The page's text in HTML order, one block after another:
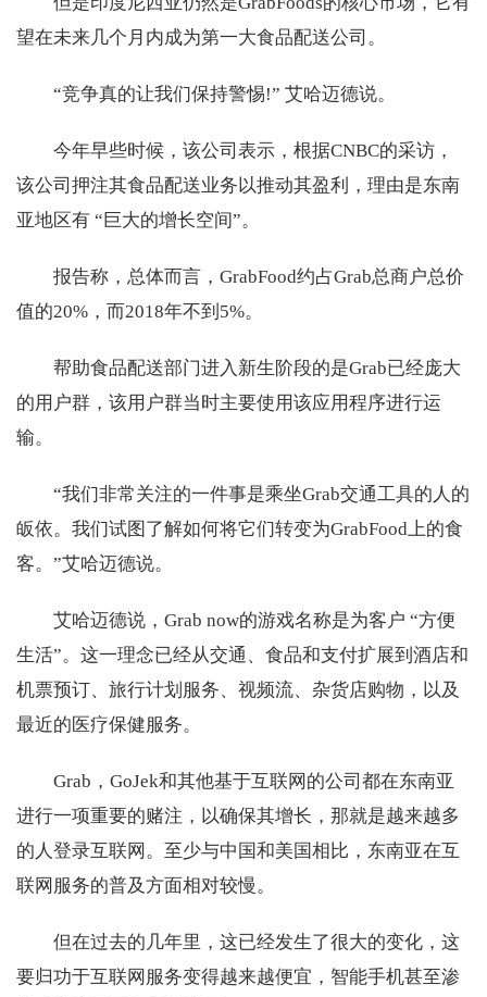
望在未来几个月内成为第一大食品配送公司。
“竞争真的让我们保持警惕!” 艾哈迈德说。
今年早些时候，该公司表示，根据CNBC的采访，
该公司押注其食品配送业务以推动其盈利，理由是东南
亚地区有 “巨大的增长空间”。
报告称，总体而言，GrabFood约占Grab总商户总价
值的20%，而2018年不到5%。
帮助食品配送部门进入新生阶段的是Grab已经庞大
的用户群，该用户群当时主要使用该应用程序进行运
输。
“我们非常关注的一件事是乘坐Grab交通工具的人的
皈依。我们试图了解如何将它们转变为GrabFood上的食
客。”艾哈迈德说。
艾哈迈德说，Grab now的游戏名称是为客户 “方便
生活”。这一理念已经从交通、食品和支付扩展到酒店和
机票预订、旅行计划服务、视频流、杂货店购物，以及
最近的医疗保健服务。
Grab，GoJek和其他基于互联网的公司都在东南亚
进行一项重要的赌注，以确保其增长，那就是越来越多
的人登录互联网。至少与中国和美国相比，东南亚在互
联网服务的普及方面相对较慢。
但在过去的几年里，这已经发生了很大的变化，这
要归功于互联网服务变得越来越便宜，智能手机甚至渗